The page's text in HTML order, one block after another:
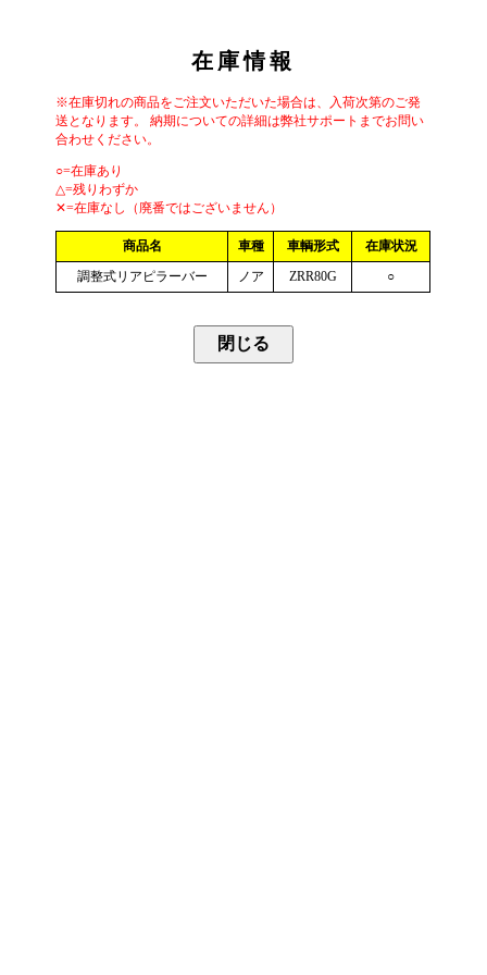
在庫情報
※在庫切れの商品をご注文いただいた場合は、入荷次第のご発
送となります。 納期についての詳細は弊社サポートまでお問い
合わせください。
○=在庫あり
△=残りわずか
✕=在庫なし（廃番ではございません）
商品名 車種 車輌形式
在庫状況
調整式リアピラーバー
ノア ZRR80G ○